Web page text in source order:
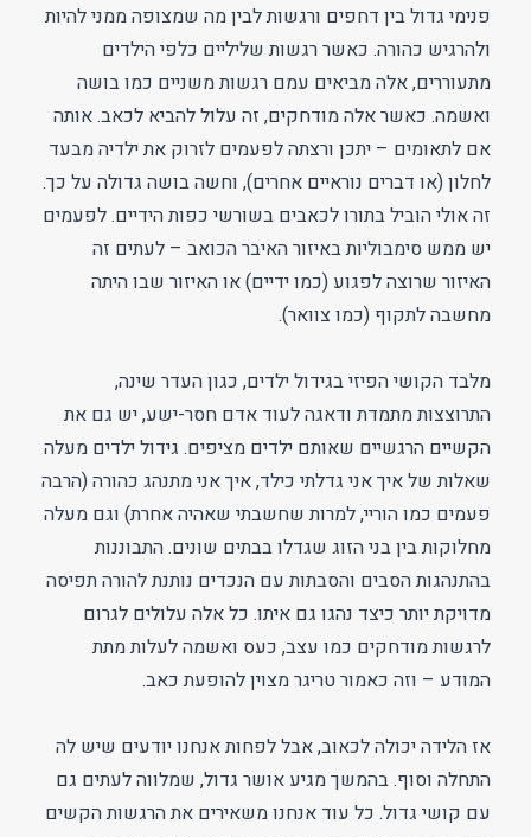
פנימי גדול בין דחפים ורגשות לבין מה שמצופה ממני להיות
ולהרגיש כהורה. כאשר רגשות שליליים כלפי הילדים
מתעוררים, אלה מביאים עמם רגשות משניים כמו בושה
ואשמה. כאשר אלה מודחקים, זה עלול להביא לכאב. אותה
אם לתאומים – יתכן ורצתה לפעמים לזרוק את ילדיה מבעד
לחלון (או דברים נוראיים אחרים), וחשה בושה גדולה על כך.
זה אולי הוביל בתורו לכאבים בשורשי כפות הידיים. לפעמים
יש ממש סימבוליות באיזור האיבר הכואב – לעתים זה
האיזור שרוצה לפגוע (כמו ידיים) או האיזור שבו היתה
מחשבה לתקוף (כמו צוואר).
מלבד הקושי הפיזי בגידול ילדים, כגון העדר שינה,
התרוצצות מתמדת ודאגה לעוד אדם חסר-ישע, יש גם את
הקשיים הרגשיים שאותם ילדים מציפים. גידול ילדים מעלה
שאלות של איך אני גדלתי כילד, איך אני מתנהג כהורה (הרבה
פעמים כמו הוריי, למרות שחשבתי שאהיה אחרת) וגם מעלה
מחלוקות בין בני הזוג שגדלו בבתים שונים. התבוננות
בהתנהגות הסבים והסבתות עם הנכדים נותנת להורה תפיסה
מדויקת יותר כיצד נהגו גם איתו. כל אלה עלולים לגרום
לרגשות מודחקים כמו עצב, כעס ואשמה לעלות מתת
המודע – וזה כאמור טריגר מצוין להופעת כאב.
אז הלידה יכולה לכאוב, אבל לפחות אנחנו יודעים שיש לה
התחלה וסוף. בהמשך מגיע אושר גדול, שמלווה לעתים גם
עם קושי גדול. כל עוד אנחנו משאירים את הרגשות הקשים